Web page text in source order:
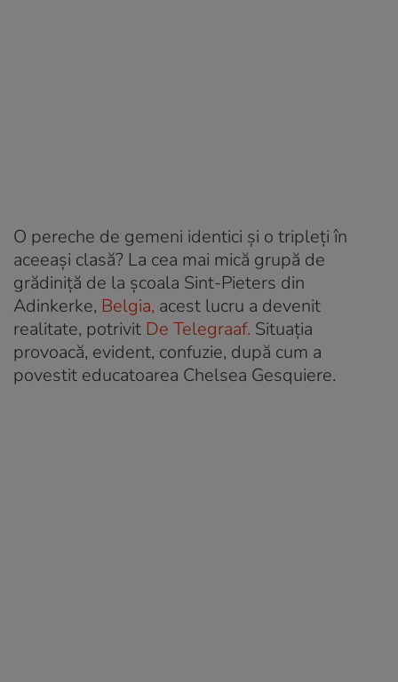
O pereche de gemeni identici și o tripleți în
aceeași clasă? La cea mai mică grupă de
grădiniță de la școala Sint-Pieters din
Adinkerke, Belgia, acest lucru a devenit
realitate, potrivit De Telegraaf. Situația
provoacă, evident, confuzie, după cum a
povestit educatoarea Chelsea Gesquiere.